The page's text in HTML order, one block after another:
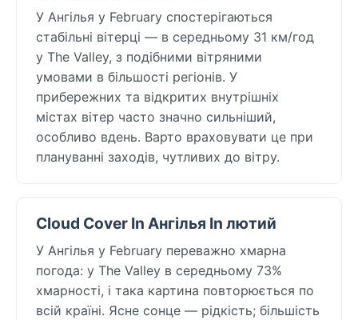
У Ангілья у February спостерігаються
стабільні вітерці — в середньому 31 км/год
у The Valley, з подібними вітряними
умовами в більшості регіонів. У
прибережних та відкритих внутрішніх
містах вітер часто значно сильніший,
особливо вдень. Варто враховувати це при
плануванні заходів, чутливих до вітру.
Cloud Cover In Ангілья In лютий
У Ангілья у February переважно хмарна
погода: у The Valley в середньому 73%
хмарності, і така картина повторюється по
всій країні. Ясне сонце — рідкість; більшість